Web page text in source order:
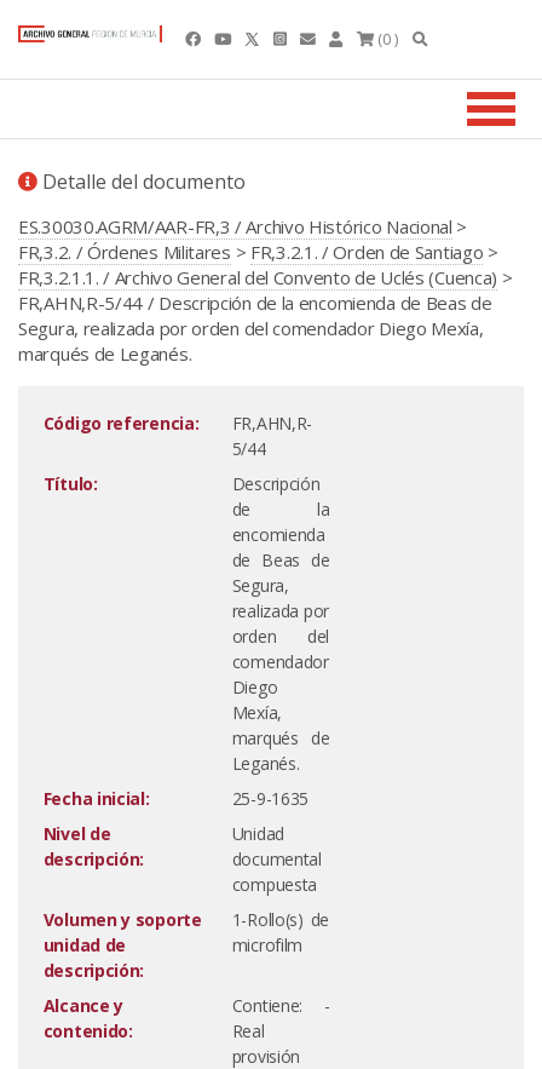
(0 )
Detalle del documento
ES.30030.AGRM/AAR-FR,3 / Archivo Histórico Nacional >
FR,3.2. / Órdenes Militares > FR,3.2.1. / Orden de Santiago >
FR,3.2.1.1. / Archivo General del Convento de Uclés (Cuenca) >
FR,AHN,R-5/44 / Descripción de la encomienda de Beas de
Segura, realizada por orden del comendador Diego Mexía,
marqués de Leganés.
Código referencia:
FR,AHN,R-
5/44
Título:
Descripción
de la
encomienda
de Beas de
Segura,
realizada por
orden del
comendador
Diego
Mexía,
marqués de
Leganés.
Fecha inicial:
25-9-1635
Nivel de
descripción:
Unidad
documental
compuesta
Volumen y soporte
unidad de
descripción:
1-Rollo(s) de
microfilm
Alcance y
contenido:
Contiene: -
Real
provisión